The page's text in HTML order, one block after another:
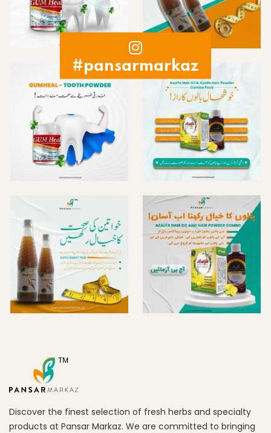
#pansarmarkaz
Discover the finest selection of fresh herbs and specialty
products at Pansar Markaz. We are committed to bringing